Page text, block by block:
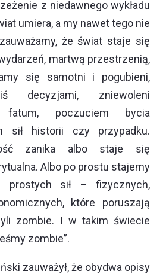
z niedawnego wykładu
umiera, a my nawet tego nie
że świat staje się
martwą przestrzenią,
się samotni i pogubieni,
decyzjami, zniewoleni
fatum, poczuciem bycia
sił historii czy przypadku.
zanika albo staje się
Albo po prostu stajemy
prostych sił – fizycznych,
które poruszają
zombie. I w takim świecie
zombie”.
zauważył, że obydwa opisy